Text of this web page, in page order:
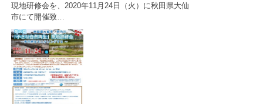
現地研修会を、2020年11月24日（火）に秋田県大仙
市にて開催致…